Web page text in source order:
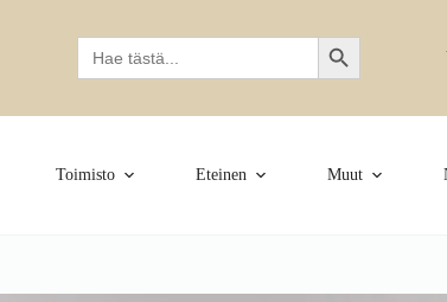
Search
for:
Search Button
Toimisto Eteinen Muut